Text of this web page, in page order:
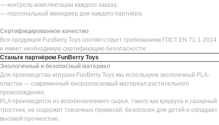
— контроль комплектации каждого заказа;
— персональный менеджер для каждого партнёра.
Сертифицированное качество
Вся продукция FunBerry Toys соответствует требованиям ГОСТ EN 71-1-2014
и имеет необходимую сертификацию безопасности.
Станьте партнёром FunBerry Toys
Экологичный и безопасный материал
Для производства игрушек FunBerry Toys мы используем экологичный PLA-
пластик — современный биоразлагаемый материал растительного
происхождения.
PLA производится из возобновляемого сырья, такого как кукуруза и сахарный
тростник, не содержит токсичных примесей, безопасен для детей и обладает
высокой прочностью.